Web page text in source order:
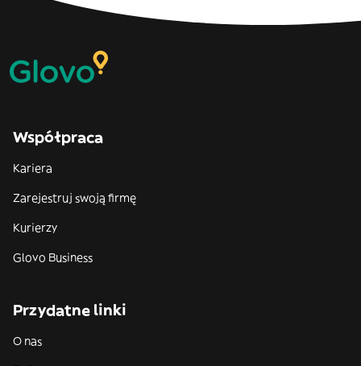
Współpraca
Kariera
Zarejestruj swoją firmę
Kurierzy
Glovo Business
Przydatne linki
O nas